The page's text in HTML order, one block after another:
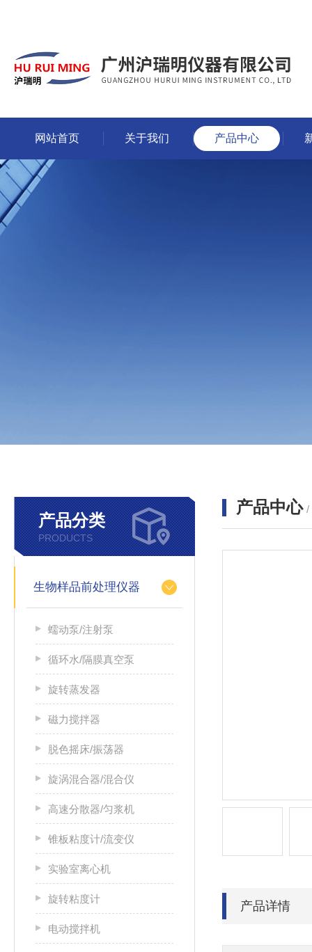
网站首页 关于我们 产品中心
产品分类
PRODUCTS
生物样品前处理仪器
蠕动泵/注射泵
循环水/隔膜真空泵
旋转蒸发器
磁力搅拌器
脱色摇床/振荡器
旋涡混合器/混合仪
高速分散器/匀浆机
锥板粘度计/流变仪
实验室离心机
旋转粘度计
电动搅拌机
产品中心 /
产品详情